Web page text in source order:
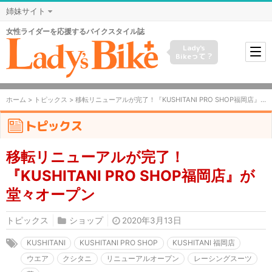
姉妹サイト
女性ライダーを応援するバイクスタイル誌
Lady's
Bikeって？
ホーム > トピックス > 移転リニューアルが完了！『KUSHITANI PRO SHOP福岡店』が堂々オープン
トピックス
移転リニューアルが完了！
『KUSHITANI PRO SHOP福岡店』が
堂々オープン
トピックス ショップ 2020年3月13日
KUSHITANI KUSHITANI PRO SHOP
KUSHITANI 福岡店
ウエア
クシタニ リニューアルオープン
レーシングスーツ